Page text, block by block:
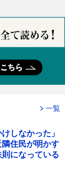
一覧
しなかった」
住民が明かす
則になっている